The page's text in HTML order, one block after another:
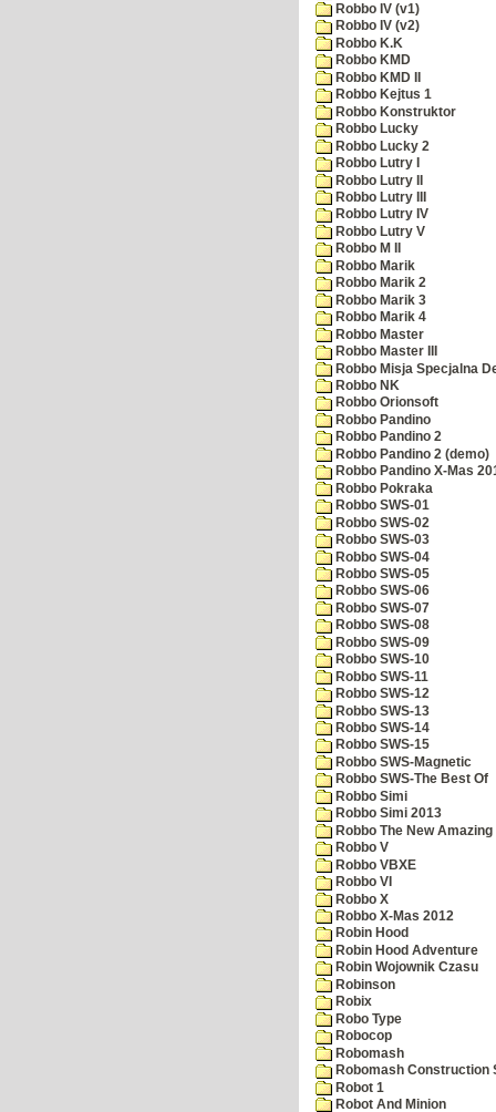
Robbo IV (v1)
Robbo IV (v2)
Robbo K.K
Robbo KMD
Robbo KMD II
Robbo Kejtus 1
Robbo Konstruktor
Robbo Lucky
Robbo Lucky 2
Robbo Lutry I
Robbo Lutry II
Robbo Lutry III
Robbo Lutry IV
Robbo Lutry V
Robbo M II
Robbo Marik
Robbo Marik 2
Robbo Marik 3
Robbo Marik 4
Robbo Master
Robbo Master III
Robbo Misja Specjalna
Robbo NK
Robbo Orionsoft
Robbo Pandino
Robbo Pandino 2
Robbo Pandino 2 (demo)
Robbo Pandino X-Mas
Robbo Pokraka
Robbo SWS-01
Robbo SWS-02
Robbo SWS-03
Robbo SWS-04
Robbo SWS-05
Robbo SWS-06
Robbo SWS-07
Robbo SWS-08
Robbo SWS-09
Robbo SWS-10
Robbo SWS-11
Robbo SWS-12
Robbo SWS-13
Robbo SWS-14
Robbo SWS-15
Robbo SWS-Magnetic
Robbo SWS-The Best Of
Robbo Simi
Robbo Simi 2013
Robbo The New
Robbo V
Robbo VBXE
Robbo VI
Robbo X
Robbo X-Mas 2012
Robin Hood
Robin Hood Adventure
Robin Wojownik Czasu
Robinson
Robix
Robo Type
Robocop
Robomash
Robomash Construction
Robot 1
Robot And Minion